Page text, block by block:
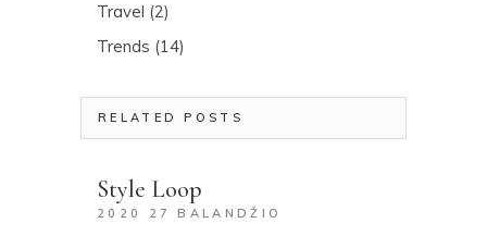
Travel (2)
Trends (14)
RELATED POSTS
Style Loop
2020 27 BALANDŽIO